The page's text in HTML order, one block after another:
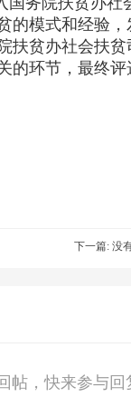
的模式和经验
扶贫办社会扶
环节，最终
下一篇: 没
帖，快来参与回